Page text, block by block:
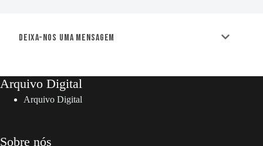
Deixa-nos uma mensagem
Arquivo Digital
Arquivo Digital
Sobre nós